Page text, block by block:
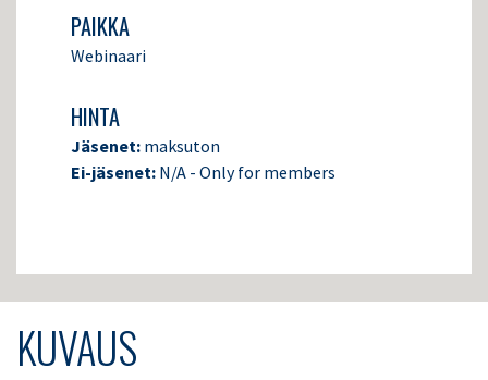
PAIKKA
Webinaari
HINTA
Jäsenet: maksuton
Ei-jäsenet: N/A - Only for members
KUVAUS